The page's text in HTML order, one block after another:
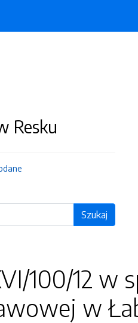
Resku
Szukaj
100/12 w
w